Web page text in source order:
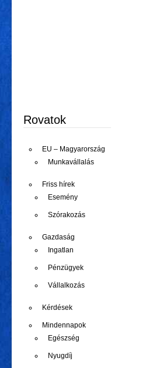
Rovatok
EU – Magyarország
Munkavállalás
Friss hírek
Esemény
Szórakozás
Gazdaság
Ingatlan
Pénzügyek
Vállalkozás
Kérdések
Mindennapok
Egészség
Nyugdíj